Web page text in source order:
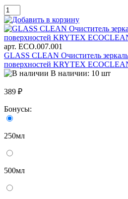
арт. ECO.007.001
GLASS CLEAN Очиститель
поверхностей KRYTEX
В наличии: 10 шт
389 ₽
Бонусы:
250мл
500мл